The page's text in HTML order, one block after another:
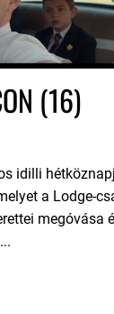
(16)
idilli
a Lodge-
megóvása